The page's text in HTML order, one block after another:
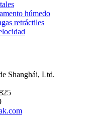
húmedo
retráctiles
Shanghái, Ltd.